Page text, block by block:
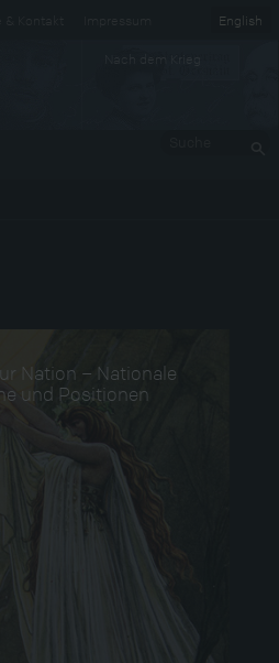
English
Nation – Nationale
und Positionen